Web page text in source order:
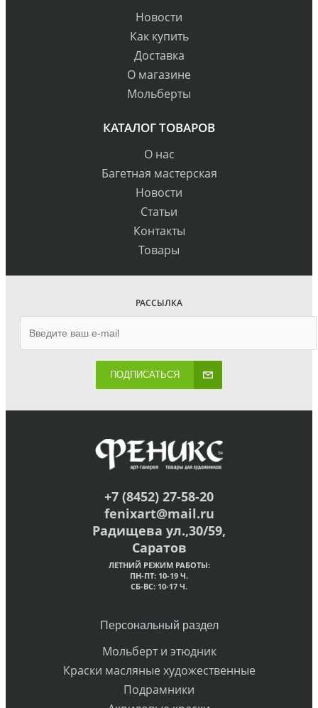
Новости
Как купить
Доставка
О магазине
Мольберты
КАТАЛОГ ТОВАРОВ
О нас
Багетная мастерская
Новости
Статьи
Контакты
Товары
РАССЫЛКА
ПОДПИСАТЬСЯ
+7 (8452) 27-58-20
fenixart@mail.ru
Радищева ул.,30/59,
Саратов
ЛЕТНИЙ РЕЖИМ РАБОТЫ:
ПН-ПТ: 10-19 Ч.
СБ-ВС: 10-17 Ч.
Персональный раздел
Мольберт и этюдник
Краски масляные художественные
Подрамники